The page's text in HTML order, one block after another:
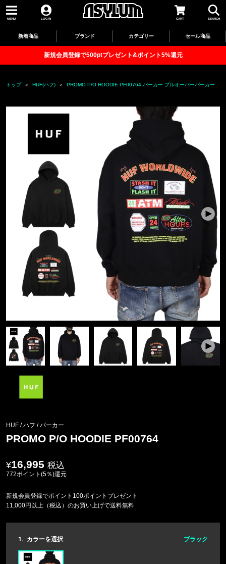
MENU LOGIN CART SEARCH
新着商品 ブランド カテゴリー セール商品
新規会員登録で500ptプレゼント&ポイント5%還元
トップ HUF(ハフ) PROMO P/O HOODIE PF00764 パーカー プルオーバーパーカー
HUF / ハフ /パーカー
PROMO P/O HOODIE PF00764
16,995 税込
772ポイント(5％)還元
新規会員登録でポイント100ポイントプレゼント
11,000円以上（税込）のお買い上げで送料無料
1. カラーを選択 ブラック